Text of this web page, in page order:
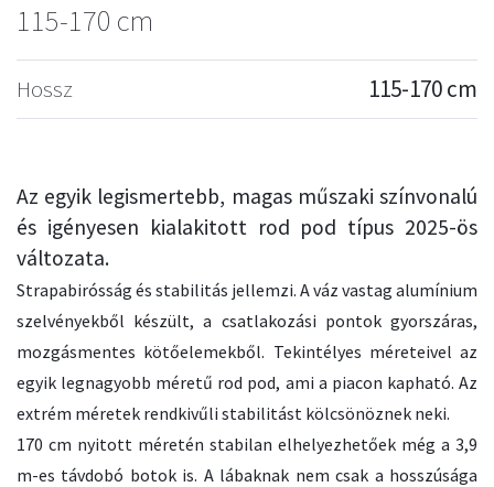
115-170 cm
Hossz 115-170 cm
Az egyik legismertebb, magas műszaki színvonalú
és igényesen kialakitott rod pod típus 2025-ös
változata.
Strapabirósság és stabilitás jellemzi. A váz vastag alumínium
szelvényekből készült, a csatlakozási pontok gyorszáras,
mozgásmentes kötőelemekből. Tekintélyes méreteivel az
egyik legnagyobb méretű rod pod, ami a piacon kapható. Az
extrém méretek rendkivűli stabilitást kölcsönöznek neki.
170 cm nyitott méretén stabilan elhelyezhetőek még a 3,9
m-es távdobó botok is. A lábaknak nem csak a hosszúsága